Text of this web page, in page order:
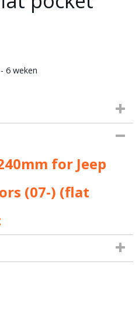
6 weken
for Jeep
(07-) (flat